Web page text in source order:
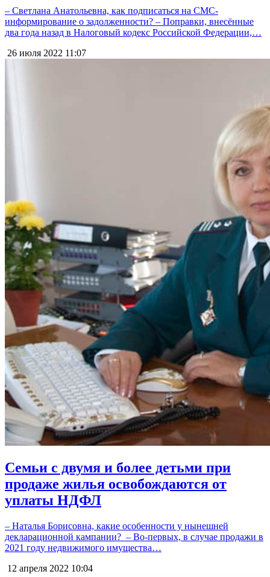
– Светлана Анатольевна, как подписаться на СМС-
информирование о задолженности? – Поправки, внесённые
два года назад в Налоговый кодекс Российской Федерации,…
26 июля 2022 11:07
Семьи с двумя и более детьми при
продаже жилья освобождаются от
уплаты НДФЛ
– Наталья Борисовна, какие особенности у нынешней
декларационной​ кампании? ​ – Во-первых, в случае продажи в
2021 году недвижимого имущества…
12 апреля 2022 10:04